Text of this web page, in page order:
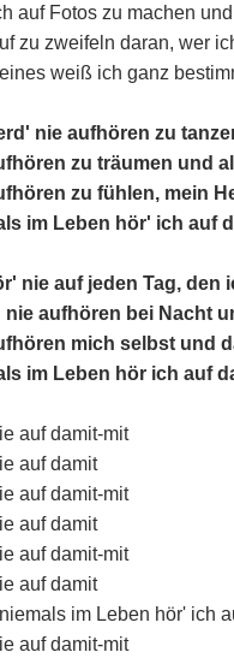
auf Fotos zu machen
zu zweifeln daran, wer
weiß ich ganz
nie aufhören zu
zu träumen und
zu fühlen, mein
im Leben hör' ich auf
nie auf jeden Tag, den
nie aufhören bei Nacht
mich selbst und
im Leben hör ich auf
auf damit-mit
auf damit
auf damit-mit
auf damit
auf damit-mit
auf damit
im Leben hör' ich
auf damit-mit